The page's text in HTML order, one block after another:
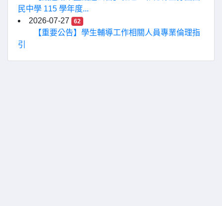
民中學 115 學年度...
2026-07-27
62
【重要公告】學生輔導工作相關人員專業倫理指
引